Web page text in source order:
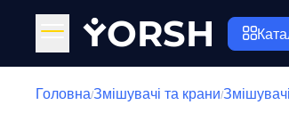
YORSH
Головна/Змішувачі та крани/